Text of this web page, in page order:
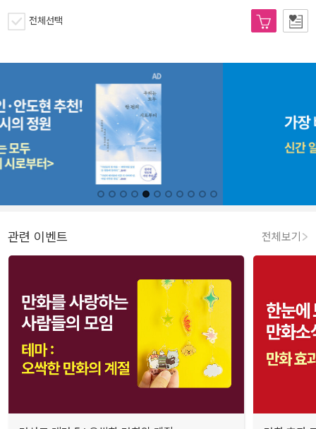
전체선택
관련 이벤트 전체보기